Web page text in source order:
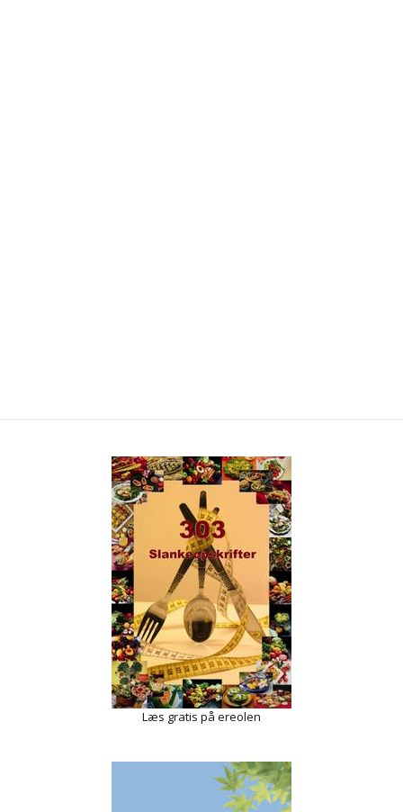
Læs gratis på ereolen